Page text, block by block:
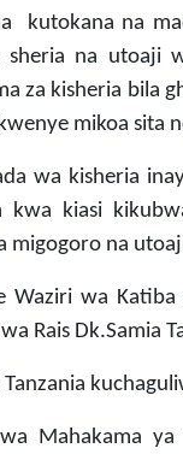
kutokana na
na utoaji
za kisheria bila
mikoa sita
wa kisheria
kwa kiasi
migogoro na
Waziri wa
Rais Dk.Samia
Mahakama ya